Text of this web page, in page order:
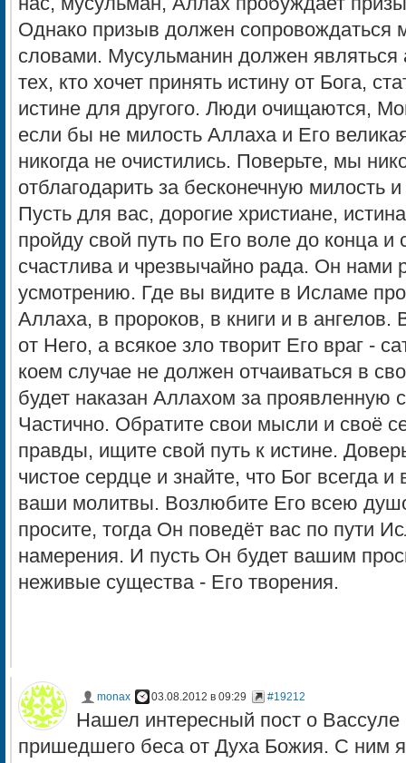
Однако призыв должен сопровождаться
словами. Мусульманин должен
тех, кто хочет принять истину от Бога,
истине для другого. Люди очищаются,
если бы не милость Аллаха и Его
никогда не очистились. Поверьте, мы
отблагодарить за бесконечную милость
Пусть для вас, дорогие христиане,
пройду свой путь по Его воле до конца и
счастлива и чрезвычайно рада. Он нами
усмотрению. Где вы видите в Исламе
Аллаха, в пророков, в книги и в ангелов.
от Него, а всякое зло творит Его враг -
коем случае не должен отчаиваться в
будет наказан Аллахом за проявленную
Частично. Обратите свои мысли и своё
правды, ищите свой путь к истине.
чистое сердце и знайте, что Бог всегда
ваши молитвы. Возлюбите Его всею
просите, тогда Он поведёт вас по пути
намерения. И пусть Он будет вашим
неживые существа - Его творения.
monax 03.08.2012 в 09:29 #19212
Нашел интересный пост о Вассуле
пришедшего беса от Духа Божия. С ним я